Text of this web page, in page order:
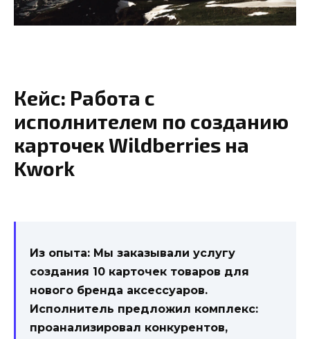
Кейс: Работа с
исполнителем по созданию
карточек Wildberries на
Kwork
Из опыта: Мы заказывали услугу
создания 10 карточек товаров для
нового бренда аксессуаров.
Исполнитель предложил комплекс:
проанализировал конкурентов,